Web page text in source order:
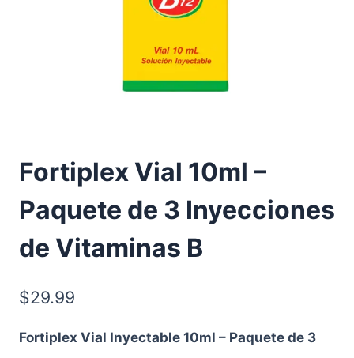
Fortiplex Vial 10ml –
Paquete de 3 Inyecciones
de Vitaminas B
$29.99
Fortiplex Vial Inyectable 10ml – Paquete de 3